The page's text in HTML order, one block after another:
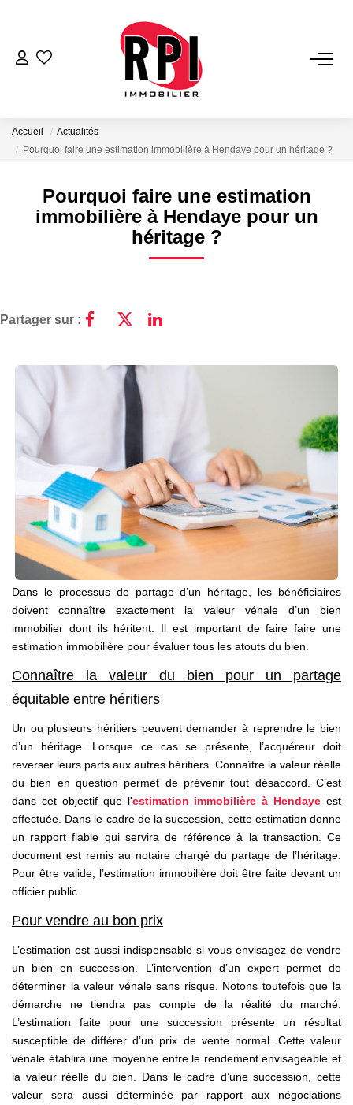
VENTES
NOS SERVICES
Estimation
Nos Partenaires
L'agence
Notre Équipe
Avis Clients
Actualités
CONTACT
ES
Accueil
Actualités
Pourquoi faire une estimation immobilière à Hendaye pour un héritage ?
Pourquoi faire une estimation
immobilière à Hendaye pour un
héritage ?
Partager sur :
Dans le processus de partage d’un héritage, les bénéficiaires
doivent connaître exactement la valeur vénale d’un bien
immobilier dont ils héritent. Il est important de faire faire une
estimation immobilière pour évaluer tous les atouts du bien.
Connaître la valeur du bien pour un partage
équitable entre héritiers
Un ou plusieurs héritiers peuvent demander à reprendre le bien
d’un héritage. Lorsque ce cas se présente, l’acquéreur doit
reverser leurs parts aux autres héritiers. Connaître la valeur réelle
du bien en question permet de prévenir tout désaccord. C’est
dans cet objectif que l'estimation immobilière à Hendaye est
effectuée. Dans le cadre de la succession, cette estimation donne
un rapport fiable qui servira de référence à la transaction. Ce
document est remis au notaire chargé du partage de l’héritage.
Pour être valide, l’estimation immobilière doit être faite devant un
officier public.
Pour vendre au bon prix
L’estimation est aussi indispensable si vous envisagez de vendre
un bien en succession. L’intervention d’un expert permet de
déterminer la valeur vénale sans risque. Notons toutefois que la
démarche ne tiendra pas compte de la réalité du marché.
L’estimation faite pour une succession présente un résultat
susceptible de différer d’un prix de vente normal. Cette valeur
vénale établira une moyenne entre le rendement envisageable et
la valeur réelle du bien. Dans le cadre d’une succession, cette
valeur sera aussi déterminée par rapport aux négociations